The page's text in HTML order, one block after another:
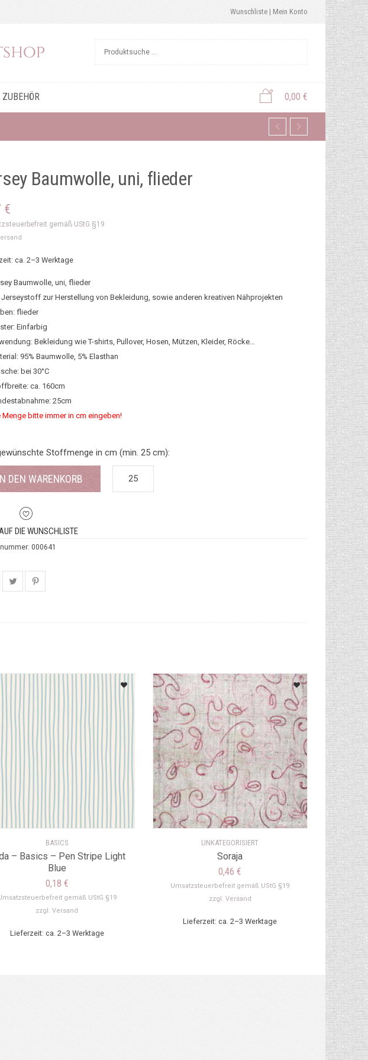
Wunschliste | Mein Konto
ZUBEHÖR 0,00 €
Baumwolle, uni, flieder
€
gemäß UStG §19
ca. 2–3 Werktage
Baumwolle, uni, flieder
Jerseystoff zur Herstellung von Bekleidung, sowie anderen kreativen Nähprojekten
flieder
Einfarbig
Bekleidung wie T-shirts, Pullover, Hosen, Mützen, Kleider, Röcke…
95% Baumwolle, 5% Elasthan
bei 30°C
ca. 160cm
25cm
Menge bitte immer in cm eingeben!
Stoffmenge in cm (min. 25 cm):
DEN WARENKORB
DIE WUNSCHLISTE
000641
BASICS
– Basics – Pen Stripe Light
Blue
0,18 €
gemäß UStG §19
zzgl.Versand
Lieferzeit: ca. 2–3 Werktage
UNKATEGORISIERT
Soraja
0,46€
Umsatzsteuerbefreit gemäß UStG §19
zzgl. Versand
Lieferzeit: ca. 2–3 Werktage